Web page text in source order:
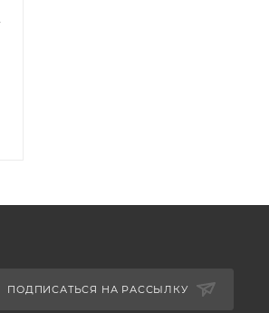
ПОДПИСАТЬСЯ НА РАССЫЛКУ